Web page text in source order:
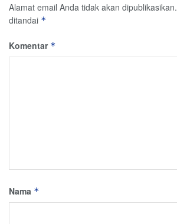
Alamat email Anda tidak akan dipublikasikan.
ditandai *
Komentar *
Nama *